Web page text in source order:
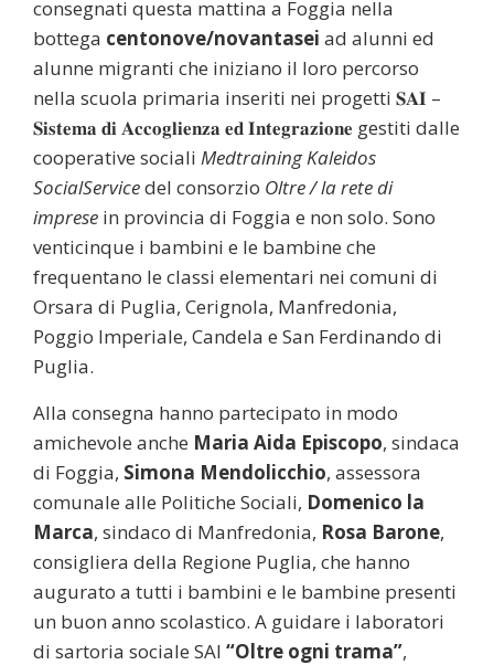
consegnati questa mattina a Foggia nella
bottega centonove/novantasei ad alunni ed
alunne migranti che iniziano il loro percorso
nella scuola primaria inseriti nei progetti 𝐒𝐀𝐈 –
𝐒𝐢𝐬𝐭𝐞𝐦𝐚 𝐝𝐢 𝐀𝐜𝐜𝐨𝐠𝐥𝐢𝐞𝐧𝐳𝐚 𝐞𝐝 𝐈𝐧𝐭𝐞𝐠𝐫𝐚𝐳𝐢𝐨𝐧𝐞 gestiti dalle
cooperative sociali Medtraining Kaleidos
SocialServicedel consorzio Oltre / la rete di
imprese in provincia di Foggia e non solo. Sono
venticinque i bambini e le bambine che
frequentano le classi elementari nei comuni di
Orsara di Puglia, Cerignola, Manfredonia,
Poggio Imperiale, Candela e San Ferdinando di
Puglia.
Alla consegna hanno partecipato in modo
amichevole anche Maria Aida Episcopo, sindaca
di Foggia, Simona Mendolicchio, assessora
comunale alle Politiche Sociali, Domenico la
Marca, sindaco di Manfredonia, Rosa Barone,
consigliera della Regione Puglia, che hanno
augurato a tutti i bambini e le bambine presenti
un buon anno scolastico. A guidare i laboratori
di sartoria sociale SAI “Oltre ogni trama”,